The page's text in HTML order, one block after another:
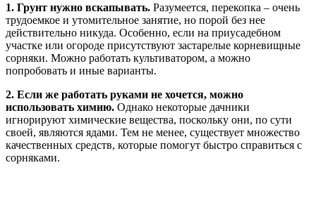
1. Грунт нужно вскапывать. Разумеется, перекопка – очень
трудоемкое и утомительное занятие, но порой без нее
действительно никуда. Особенно, если на приусадебном
участке или огороде присутствуют застарелые корневищные
сорняки. Можно работать культиватором, а можно
попробовать и иные варианты.
2. Если же работать руками не хочется, можно
использовать химию. Однако некоторые дачники
игнорируют химические вещества, поскольку они, по сути
своей, являются ядами. Тем не менее, существует множество
качественных средств, которые помогут быстро справиться с
сорняками.